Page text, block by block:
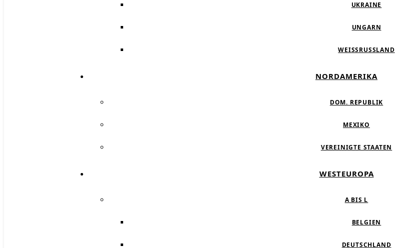
UKRAINE
UNGARN
WEISSRUSSLAND
NORDAMERIKA
DOM. REPUBLIK
MEXIKO
VEREINIGTE STAATEN
WESTEUROPA
A BIS L
BELGIEN
DEUTSCHLAND